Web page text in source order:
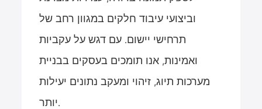
וביצועי עיבוד חלקים במגוון רחב של
תרחישי יישום. עם דגש על עקביות
ואמינות, אנו תומכים בעסקים בבניית
מערכות תיוג, זיהוי ומעקב נתונים יעילות
יותר.